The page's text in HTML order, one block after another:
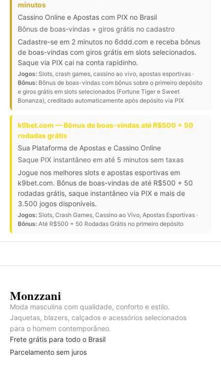
minutos
Cassino Online e Apostas com PIX no Brasil
Bônus de boas-vindas + giros grátis no cadastro
Cadastre-se em 2 minutos no 6ddd.com e receba bônus
de boas-vindas com giros grátis em slots selecionados.
Saque via PIX cai na conta rapidinho.
Jogos: Slots, crash games, cassino ao vivo, apostas esportivas ·
Bônus: Bônus de boas-vindas com bônus sobre o primeiro depósito
e giros grátis em slots selecionados (Fortune Tiger e Sweet
Bonanza), creditado automaticamente após depósito via PIX
k9bet.com — Bônus de boas-vindas até R$500 + 50
rodadas grátis
Sua Plataforma de Apostas e Cassino Online
Saque PIX instantâneo em até 5 minutos sem taxas
Jogue nos melhores slots e apostas esportivas em
k9bet.com. Bônus de boas-vindas de até R$500 + 50
rodadas grátis, saque instantâneo via PIX e mais de
3.500 jogos disponíveis.
Jogos: Slots, Crash Games, Cassino ao Vivo, Apostas Esportivas ·
Bônus: Até R$500 + 50 Rodadas Grátis no primeiro depósito
Monzzani
Moda masculina com qualidade, conforto e estilo.
Jaquetas, blazers, calçados e acessórios selecionados
para o homem contemporâneo.
Frete grátis para todo o Brasil
Parcelamento sem juros